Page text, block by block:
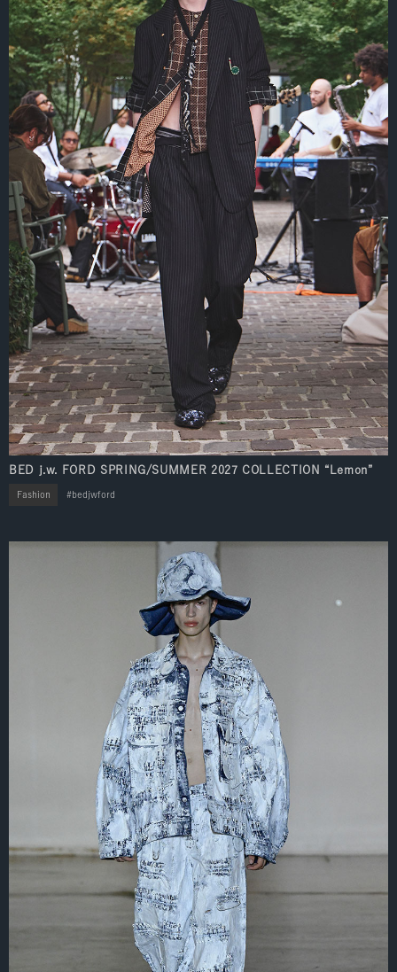
BED j.w. FORD SPRING/SUMMER 2027 COLLECTION “Lemon”
Fashion bedjwford